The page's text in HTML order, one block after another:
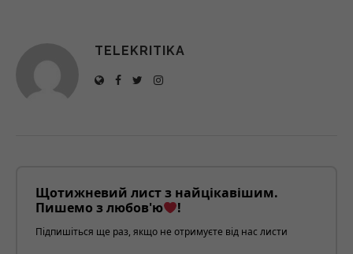
TELEKRITIKA
Щотижневий лист з найцікавішим.
Пишемо з любов'ю
!
Підпишіться ще раз, якщо не отримуєте від нас листи